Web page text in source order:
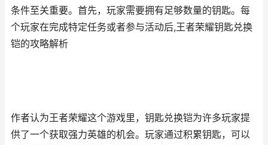
条件至关重要。首先，玩家需要拥有足够数量的钥匙。每
个玩家在完成特定任务或者参与活动后,王者荣耀钥匙兑换
铠的攻略解析
作者认为王者荣耀这个游戏里，钥匙兑换铠为许多玩家提
供了一个获取强力英雄的机会。玩家通过积累钥匙，可以